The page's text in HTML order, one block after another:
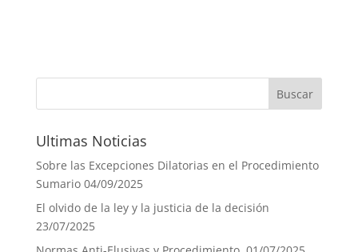
Ultimas Noticias
Sobre las Excepciones Dilatorias en el Procedimiento
Sumario 04/09/2025
El olvido de la ley y la justicia de la decisión
23/07/2025